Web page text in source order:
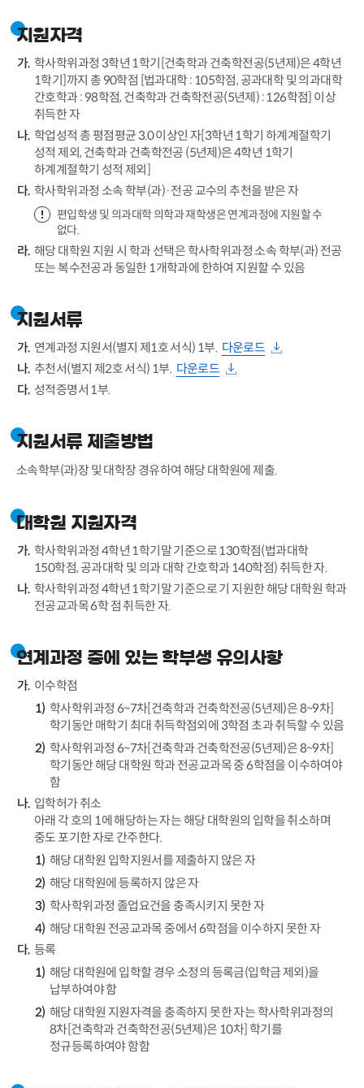
지원자격
학사학위과정 3학년 1학기[건축학과 건축학전공(5년제)은 4학년
1학기]까지 총 90학점 [법과대학 : 105학점, 공과대학 및 의과대학
간호학과 : 98학점, 건축학과 건축학전공(5년제) : 126학점] 이상
취득한 자
학업성적 총 평점평균 3.0 이상인 자[3학년 1학기 하계계절학기
성적 제외, 건축학과 건축학전공 (5년제)은 4학년 1학기
하계계절학기 성적 제외]
학사학위과정 소속 학부(과)·전공 교수의 추천을 받은 자
편입학생 및 의과대학 의학과 재학생은 연계과정에 지원할 수
없다.
해당 대학원 지원 시 학과 선택은 학사학위과정 소속 학부(과) 전공
또는 복수전공과 동일한 1개학과에 한하여 지원할 수 있음
지원서류
연계과정 지원서(별지 제1호 서식) 1부. 다운로드
추천서(별지 제2호 서식) 1부. 다운로드
성적증명서 1부.
지원서류 제출방법
소속학부(과)장 및 대학장 경유하여 해당 대학원에 제출.
대학원 지원자격
학사학위과정 4학년 1학기말 기준으로 130학점(법과대학
150학점, 공과대학 및 의과 대학 간호학과 140학점) 취득한 자.
학사학위과정 4학년 1학기말 기준으로 기 지원한 해당 대학원 학과
전공교과목 6학 점 취득한 자.
연계과정 중에 있는 학부생 유의사항
이수학점
학사학위과정 6~7차[건축학과 건축학전공(5년제)은 8~9차]
학기동안 매학기 최대 취득학점외에 3학점 초과 취득할 수 있음
학사학위과정 6~7차[건축학과 건축학전공(5년제)은 8~9차]
학기동안 해당 대학원 학과 전공교과목 중 6학점을 이수하여야
함
입학허가 취소
아래 각 호의 1에 해당하는 자는 해당 대학원의 입학을 취소하며
중도 포기한 자로 간주한다.
해당 대학원 입학지원서를 제출하지 않은 자
해당 대학원에 등록하지 않은 자
학사학위과정 졸업요건을 충족시키지 못한 자
해당 대학원 전공교과목 중에서 6학점을 이수하지 못한 자
등록
해당 대학원에 입학할 경우 소정의 등록금(입학금 제외)을
납부하여야 함
해당 대학원 지원자격을 충족하지 못한 자는 학사학위과정의
8차[건축학과 건축학전공(5년제)은 10차] 학기를
정규등록하여야 함함